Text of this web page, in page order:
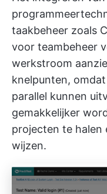
taakbeheer zoals
voor teambeheer
werkstroom
knelpunten,
parallel kunnen
gemakkelijker
projecten te
wijzen.